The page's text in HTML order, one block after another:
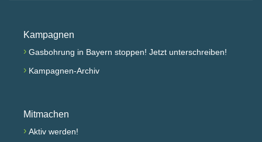
Kampagnen
› Gasbohrung in Bayern stoppen! Jetzt unterschreiben!
› Kampagnen-Archiv
Mitmachen
› Aktiv werden!